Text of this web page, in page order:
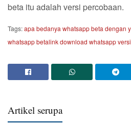
beta itu adalah versi percobaan.
Tags:apa bedanya whatsapp beta dengan
whatsapp betalink download whatsapp
Artikel serupa